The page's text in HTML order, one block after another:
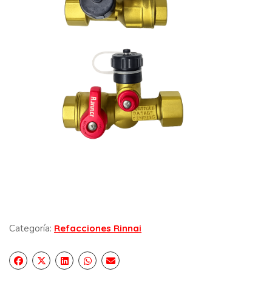
Categoría: Refacciones Rinnai